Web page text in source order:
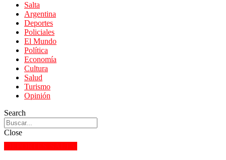
Salta
Argentina
Deportes
Policiales
El Mundo
Política
Economía
Cultura
Salud
Turismo
Opinión
Search
Close